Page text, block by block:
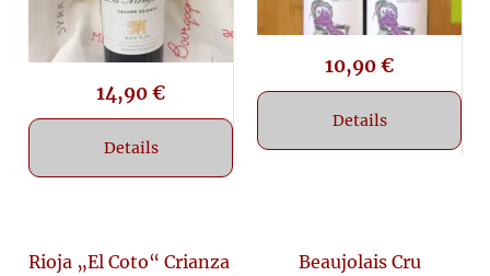
14,90€
Details
10,90€
Details
Rioja „El Coto“ Crianza
Beaujolais Cru